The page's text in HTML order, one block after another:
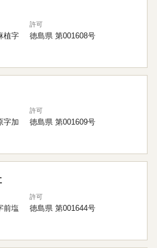
植字
許可
徳島県 第001608号
字加
許可
徳島県 第001609号
前塩
許可
徳島県 第001644号